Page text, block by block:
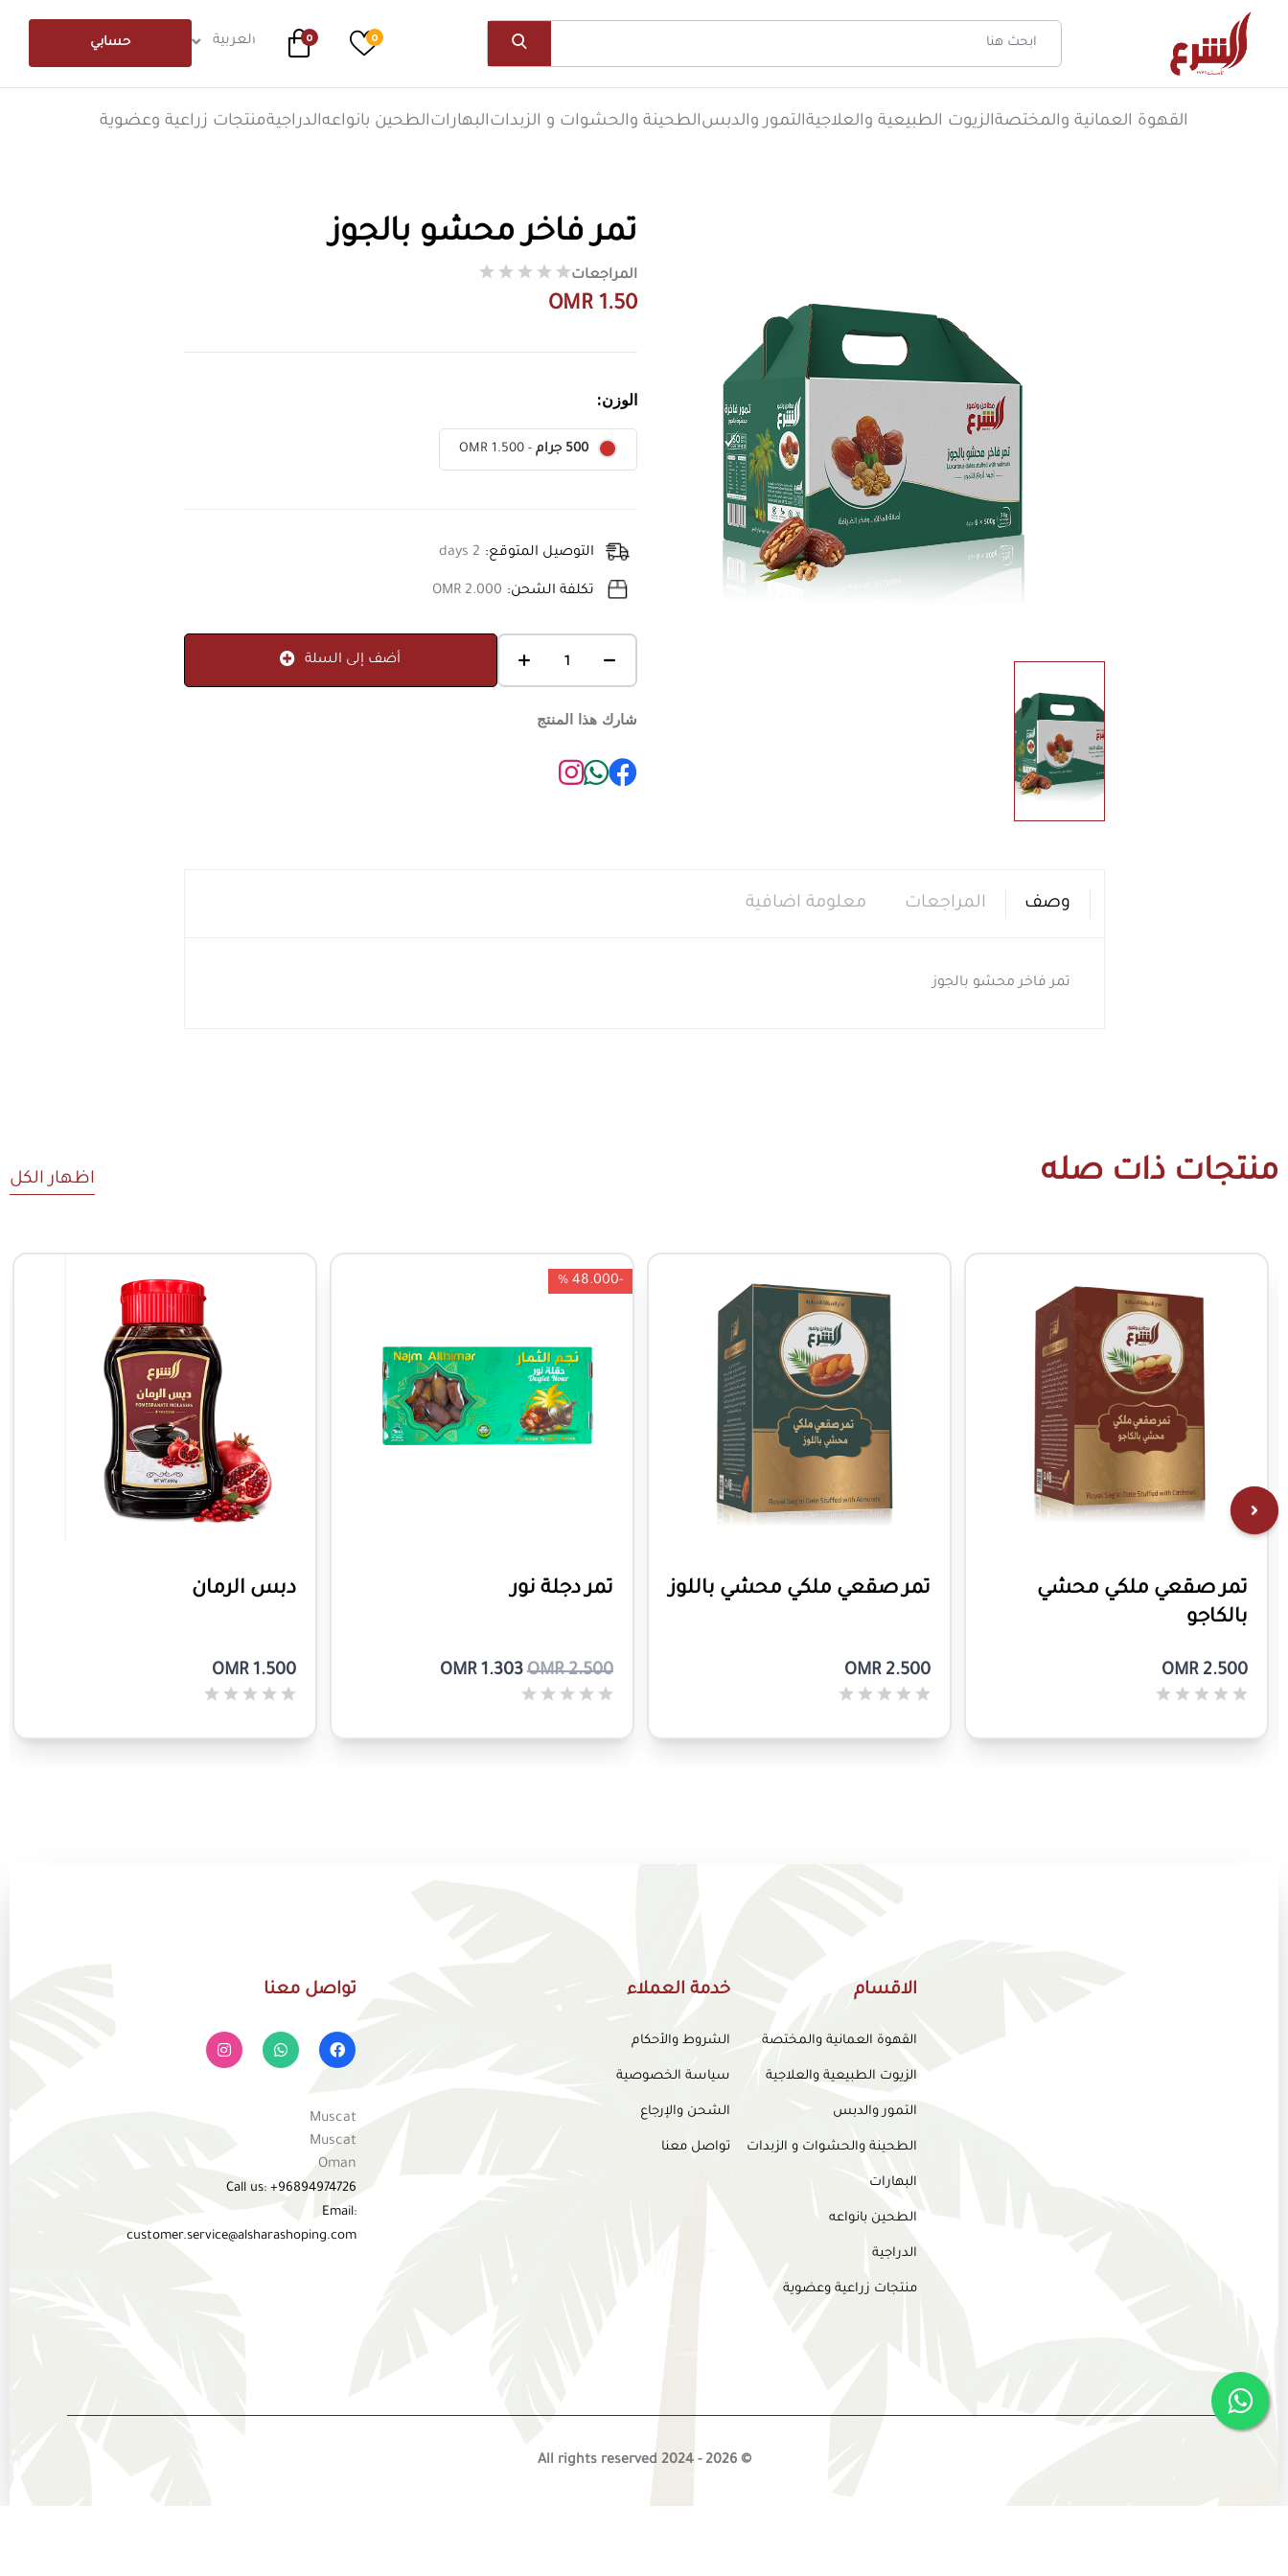
0
0 العربية حسابي
القهوة العمانية والمختصةالزيوت الطبيعية والعلاجيةالتمور والدبسالطحينة والحشوات و الزبداتالبهاراتالطحين بانواعهالدراجيةمنتجات زراعية وعضوية
تمر فاخر محشو بالجوز
المراجعات
OMR 1.50
الوزن:
500 جرام -
OMR 1.500
التوصيل المتوقع: 2 days
تكلفة الشحن: OMR 2.000
أضف إلى السلة
شارك هذا المنتج
وصف المراجعات معلومة اضافية
تمر فاخر محشو بالجوز
منتجات ذات صله اظهار الكل
دبس الرمان
OMR 1.500
-48.000 %
تمر دجلة نور
OMR 2.500
OMR 1.303
تمر صقعي ملكي محشي باللوز
OMR 2.500
تمر صقعي ملكي محشي
بالكاجو
OMR 2.500
الاقسام
القهوة العمانية والمختصة
الزيوت الطبيعية والعلاجية
التمور والدبس
الطحينة والحشوات و الزبدات
البهارات
الطحين بانواعه
الدراجية
منتجات زراعية وعضوية
خدمة العملاء
الشروط والأحكام
سياسة الخصوصية
الشحن والإرجاع
تواصل معنا
تواصل معنا
Muscat
Muscat
Oman
Call us: +96894974726
Email:
customer.service@alsharashoping.com
© 2026 - All rights reserved 2024